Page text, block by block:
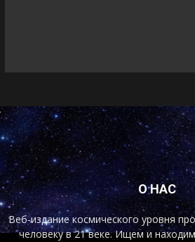
О НАС
Веб-издание космического уровня
человеку в 21 веке. Ищем и